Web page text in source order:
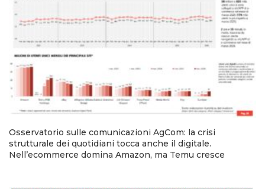
Osservatorio sulle comunicazioni AgCom: la crisi
strutturale dei quotidiani tocca anche il digitale.
Nell’ecommerce domina Amazon, ma Temu cresce